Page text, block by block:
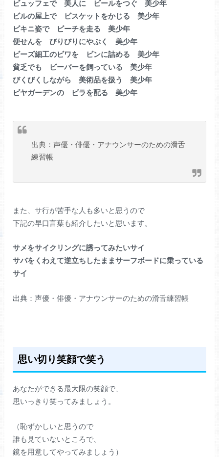
ビュッフェで 美人に ビールをつぐ 美少年
ビルの屋上で ビスケットをかじる 美少年
ビキニ姿で ビーチを走る 美少年
便せんを びりびりにやぶく 美少年
ビーズ細工のビワを ビンに詰める 美少年
貧乏でも ビーバーを飼っている 美少年
びくびくしながら 美術品を扱う 美少年
ビヤガーデンの ビラを配る 美少年
出典：声優・俳優・アナウンサーのための滑舌
練習帳
また、サ行が苦手な人も多いと思うので
下記の早口言葉も紹介したいと思います。
サメをサイクリングに誘ってみたいサイ
サバをくわえて逆立ちしたままサーフボードに乗っている
サイ
出典：声優・俳優・アナウンサーのための滑舌練習帳
思い切り笑顔で笑う
あなたができる最大限の笑顔で、
思いっきり笑ってみましょう。
（恥ずかしいと思うので
誰も見ていないところで、
鏡を用意してやってみましょう）